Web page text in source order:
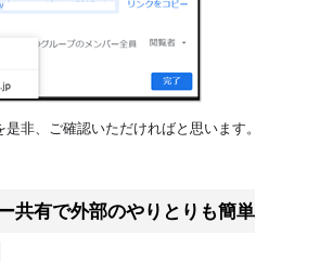
非、ご確認いただければと思います。
共有で外部のやりとりも簡単